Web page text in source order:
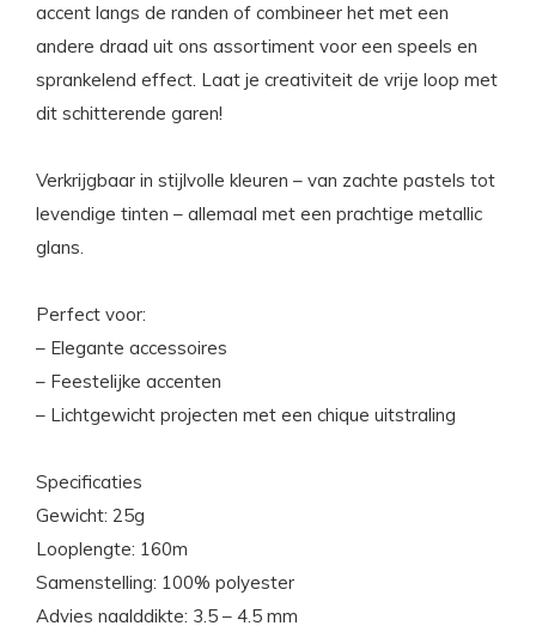
accent langs de randen of combineer het met een
andere draad uit ons assortiment voor een speels en
sprankelend effect. Laat je creativiteit de vrije loop met
dit schitterende garen!
Verkrijgbaar in stijlvolle kleuren – van zachte pastels tot
levendige tinten – allemaal met een prachtige metallic
glans.
Perfect voor:
– Elegante accessoires
– Feestelijke accenten
– Lichtgewicht projecten met een chique uitstraling
Specificaties
Gewicht: 25g
Looplengte: 160m
Samenstelling: 100% polyester
Advies naalddikte: 3.5 – 4.5 mm